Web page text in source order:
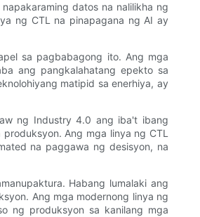
datos na nalilikha ng
ng CTL na pinapagana ng AI ay
sa pagbabagong ito. Ang mga
ang pangkalahatang epekto sa
matipid sa enerhiya, ay
ng Industry 4.0 ang iba't ibang
Ang mga linya ng CTL
na paggawa ng desisyon, na
Habang lumalaki ang
Ang mga modernong linya ng
ng produksyon sa kanilang mga